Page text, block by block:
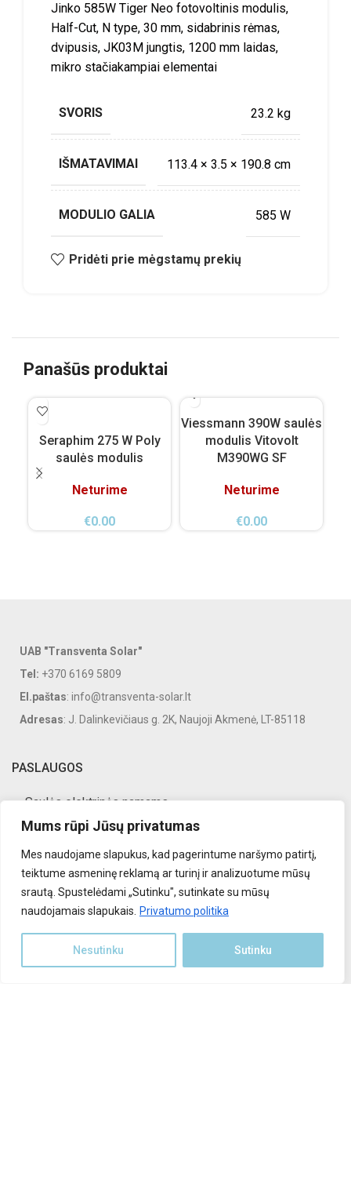
Mums rūpi Jūsų privatumas
Mes naudojame slapukus, kad pagerintume naršymo patirtį,
teiktume asmeninę reklamą ar turinį ir analizuotume mūsų
srautą. Spustelėdami „Sutinku", sutinkate su mūsų
naudojamais slapukais.
Privatumo politika
Nesutinku Sutinku
Jinko 585W Tiger Neo fotovoltinis modulis,
Half-Cut, N type, 30 mm, sidabrinis rėmas,
dvipusis, JK03M jungtis, 1200 mm laidas,
mikro stačiakampiai elementai
SVORIS 23.2 kg
IŠMATAVIMAI 113.4 × 3.5 × 190.8 cm
MODULIO GALIA 585 W
Pridėti prie mėgstamų prekių
Panašūs produktai
Seraphim 275 W Poly
saulės modulis
Neturime
€0.00
Viessmann 390W saulės
modulis Vitovolt
M390WG SF
Neturime
€0.00
UAB "Transventa Solar"
Tel: +370 6169 5809
El.paštas: info@transventa-solar.lt
Adresas: J. Dalinkevičiaus g. 2K, Naujoji Akmenė, LT-85118
PASLAUGOS
Saulės elektrinės namams
Saulės elektrinės verslui
Saulės elektrinių priežiūra
Saulės elektrinės įranga
Parama saulės elektrinei
Stoginės automobiliams
Polių kalimas